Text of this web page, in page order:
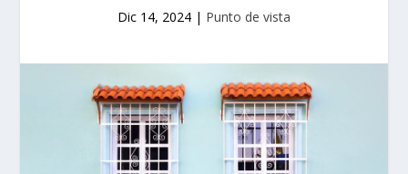
Dic 14, 2024 | Punto de vista